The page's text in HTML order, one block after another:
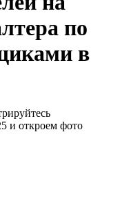
по
в
и откроем фото